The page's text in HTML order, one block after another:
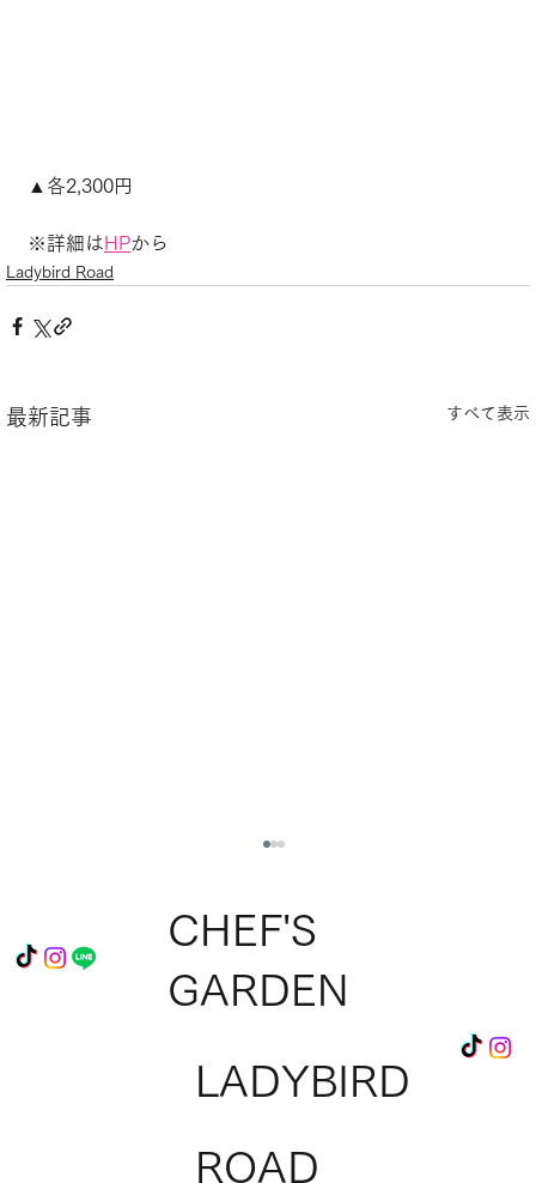
▲各2,300円
※詳細はHPから
Ladybird Road
最新記事 すべて表示
フベンチャーズ』参加料理人を募集中
LADYBIRD
ROAD
CHEF'S
GARDEN